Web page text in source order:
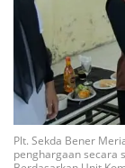
Plt. Sekda Bener
penghargaan secara